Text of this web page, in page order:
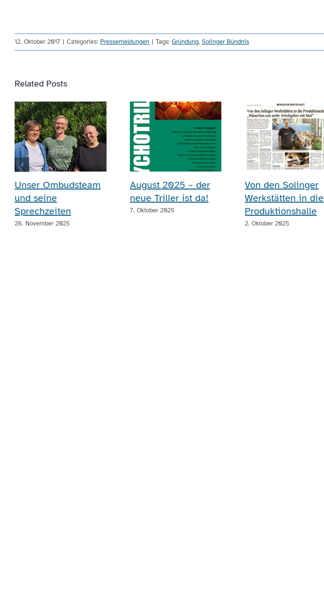
12. Oktober 2017 | Categories: Pressemeldungen | Tags: Gründung, Solinger Bündnis
Related Posts
Unser Ombudsteam
und seine
Sprechzeiten
26. November 2025
August 2025 – der
neue Triller ist da!
7. Oktober 2025
Von den Solinger
Werkstätten in die
Produktionshalle
2. Oktober 2025